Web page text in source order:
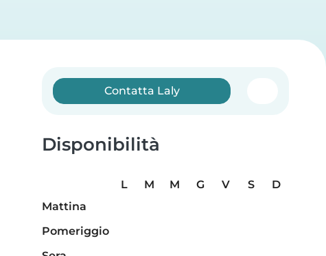
Contatta Laly
Disponibilità
L M M G V S
D
Mattina
Pomeriggio